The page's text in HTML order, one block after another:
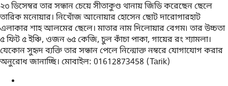
২৩ ডিসেম্বর তার সন্ধান চেয়ে সীতাকুণ্ড থানায় জিডি করেছেন ছেলে
তারিক মনোয়ার। নিখোঁজ আনোয়ার হোসেন ছোট দারোগারহাট
এলাকার শাহ আলমের ছেলে। মাতার নাম দিলোয়ার বেগম৷ তার উচ্চতা
৫ ফিট ৫ ইঞ্চি, ওজন ৬৫ কেজি, চুল কাঁচা পাকা, গায়ের রং শ্যামলা।
যেকোন সুহৃদ ব্যক্তি তার সন্ধান পেলে নিন্মোক্ত নম্বরে যোগাযোগ করার
অনুরোধ জানাচ্ছি। মোবাইল: 01612873458 (Tarik)